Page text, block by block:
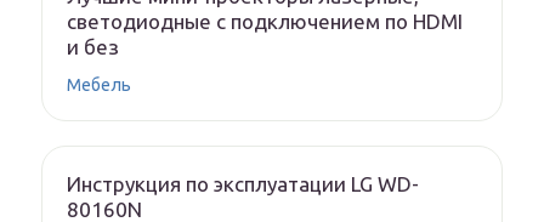
светодиодные с подключением по HDMI
и без
Мебель
Инструкция по эксплуатации LG WD-
80160N